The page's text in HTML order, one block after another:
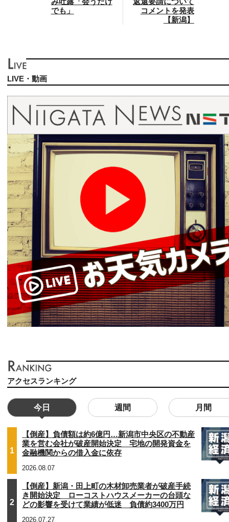
でも」
コメントを発表
【新潟】
LIVE・動画
アクセスランキング
今日 週間 月間
1
【倒産】負債額は約6億円…新潟市中央区の不動産
業を営む会社が破産開始決定 宅地の開発資金を
金融機関からの借入金に依存
2026.08.07
2
【倒産】新潟・田上町の木材卸売業者が破産手続
き開始決定 ローコストハウスメーカーの台頭な
どの影響を受けて業績が低迷 負債約3400万円
2026.07.27